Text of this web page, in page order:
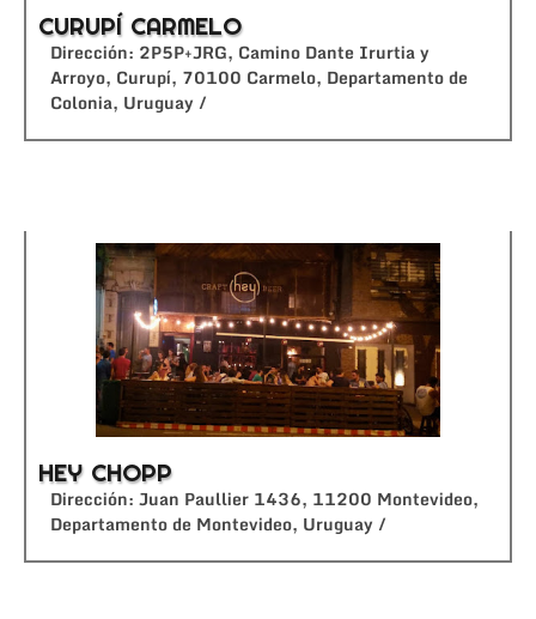
CURUPÍ CARMELO
Dirección: 2P5P+JRG, Camino Dante Irurtia y
Arroyo, Curupí, 70100 Carmelo, Departamento de
Colonia, Uruguay /
HEY CHOPP
Dirección: Juan Paullier 1436, 11200 Montevideo,
Departamento de Montevideo, Uruguay /